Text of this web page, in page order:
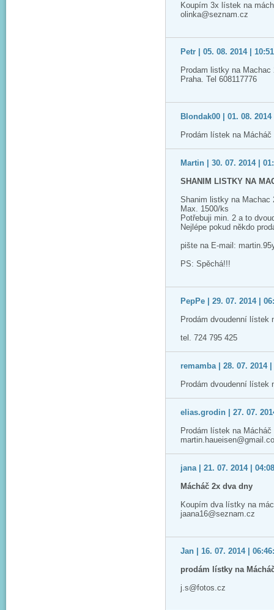
Koupím 3x lístek na
olinka@seznam.cz
Petr | 05. 08. 2014 |
Prodam listky na
Praha. Tel 608117776
Blondak00 | 01. 08. 2014
Prodám lístek na
Martin | 30. 07. 2014 |
SHANIM LISTKY NA
Shanim listky na Machac
Max. 1500/ks
Potřebuji min. 2 a to
Nejlépe pokud někdo
pište na E-mail:
PS: Spěchá!!!
PepPe | 29. 07. 2014 |
Prodám dvoudenní lístek
tel. 724 795 425
remamba | 28. 07. 2014 |
Prodám dvoudenní lístek
elias.grodin | 27. 07.
Prodám lístek na
jana | 21. 07. 2014 |
Mácháč 2x dva dny
Koupím dva lístky na
jaana16@seznam.cz
Jan | 16. 07. 2014 |
prodám lístky na
j.s@fotos.cz